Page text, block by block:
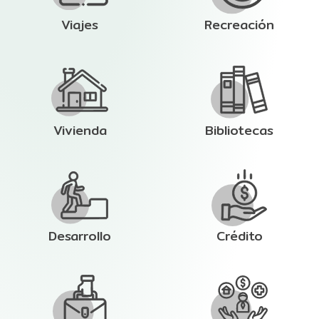
Viajes Recreación
Vivienda Bibliotecas
Desarrollo Crédito